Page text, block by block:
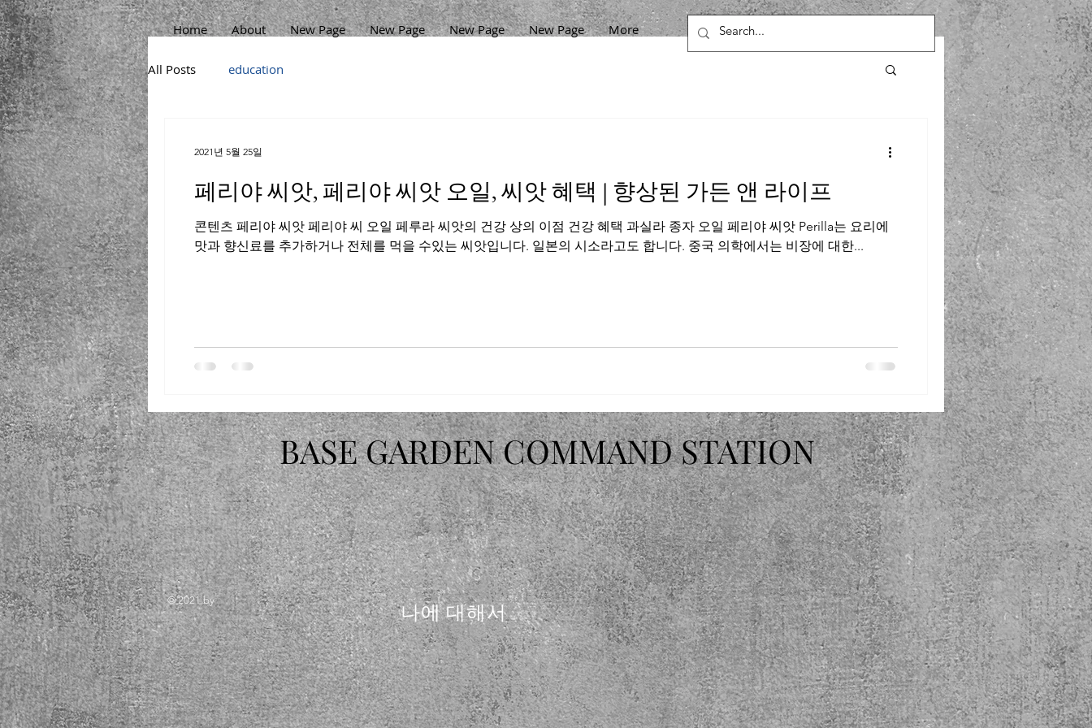
Home About New Page New Page New Page New Page More
All Posts education
페리야 씨앗, 페리야 씨앗 오일, 씨앗 혜택 | 향상된 가든 앤 라이프
콘텐츠 페리야 씨앗 페리야 씨 오일 페루라 씨앗의 건강 상의 이점 건강 혜택 과실라 종자 오일 페리야 씨앗 Perilla는 요리에
맛과 향신료를 추가하거나 전체를 먹을 수있는 씨앗입니다. 일본의 시소라고도 합니다. 중국 의학에서는 비장에 대한...
2021년 5월 25일
BASE GARDEN COMMAND STATION
나에 대해서
© 2021 by